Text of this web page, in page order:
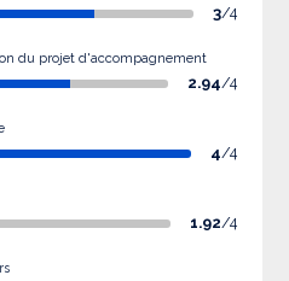
3/4
du projet d'accompagnement
2.94/4
4/4
1.92/4